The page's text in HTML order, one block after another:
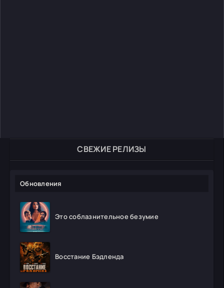
СВЕЖИЕ РЕЛИЗЫ
Обновления
Это соблазнительное безумие
Восстание Бэдленда